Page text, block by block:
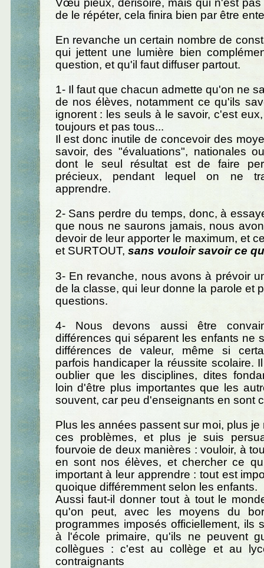
de le répéter, cela finira bien par être
En revanche un certain nombre de
qui jettent une lumière bien
question, et qu'il faut diffuser partout.
1- Il faut que chacun admette qu'on ne
de nos élèves, notamment ce qu'ils
ignorent : les seuls à le savoir, c'est
toujours et pas tous...
Il est donc inutile de concevoir des
savoir, des "évaluations", nationales
dont le seul résultat est de faire
précieux, pendant lequel on ne
apprendre.
2- Sans perdre du temps, donc, à
que nous ne saurons jamais, nous
devoir de leur apporter le maximum, et
et SURTOUT, sans vouloir savoir ce
3- En revanche, nous avons à prévoir
de la classe, qui leur donne la parole et
questions.
4- Nous devons aussi être
différences qui séparent les enfants ne
différences de valeur, même si
parfois handicaper la réussite scolaire.
oublier que les disciplines, dites
loin d'être plus importantes que les
souvent, car peu d'enseignants en sont
Plus les années passent sur moi, plus je
ces problèmes, et plus je suis
fourvoie de deux manières : vouloir, à
en sont nos élèves, et chercher ce
important à leur apprendre : tout est
quoique différemment selon les enfants.
Aussi faut-il donner tout à tout le
qu'on peut, avec les moyens du
programmes imposés officiellement, ils
à l'école primaire, qu'ils ne peuvent
collègues : c'est au collège et au
contraignants